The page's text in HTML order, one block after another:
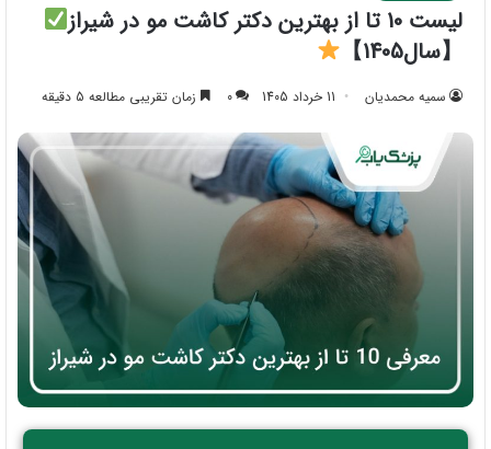
لیست 10 تا از بهترین دکتر کاشت مو در شیراز
【سال1405】
سمیه محمدیان 11 خرداد 1405 0 زمان تقریبی مطالعه 5 دقیقه